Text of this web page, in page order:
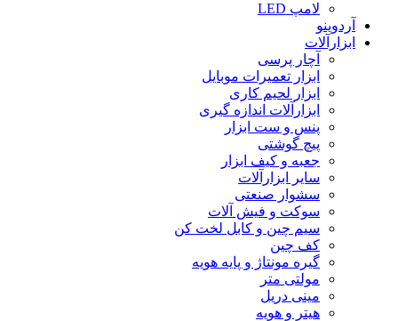
لامپ LED
آردوینو
ابزارآلات
آچار پرسی
ابزار تعمیرات موبایل
ابزار لحیم کاری
ابزارآلات اندازه گیری
پنس و ست ابزار
پیچ گوشتی
جعبه و کیف ابزار
سایر ابزارآلات
سشوار صنعتی
سوکت و فیش آلات
سیم چین و کابل لخت کن
کف چین
گیره مونتاژ و پایه هویه
مولتی متر
مینی دریل
هیتر و هویه